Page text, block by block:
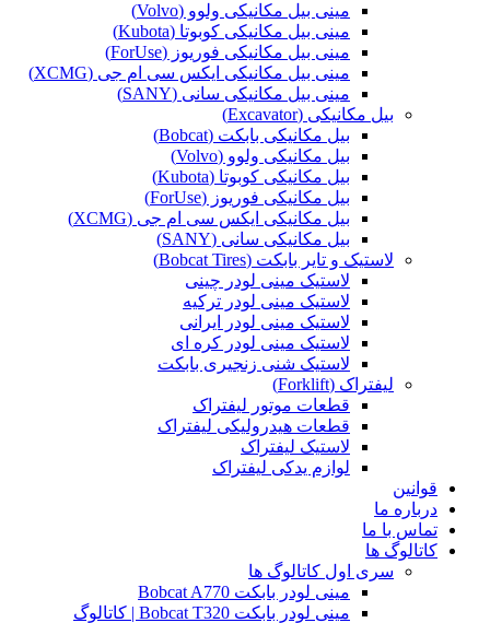
مینی بیل مکانیکی ولوو (Volvo)
مینی بیل مکانیکی کوبوتا (Kubota)
مینی بیل مکانیکی فوریوز (ForUse)
مینی بیل مکانیکی ایکس سی ام جی (XCMG)
مینی بیل مکانیکی سانی (SANY)
بیل مکانیکی (Excavator)
بیل مکانیکی بابکت (Bobcat)
بیل مکانیکی ولوو (Volvo)
بیل مکانیکی کوبوتا (Kubota)
بیل مکانیکی فوریوز (ForUse)
بیل مکانیکی ایکس سی ام جی (XCMG)
بیل مکانیکی سانی (SANY)
لاستیک و تایر بابکت (Bobcat Tires)
لاستیک مینی لودر چینی
لاستیک مینی لودر ترکیه
لاستیک مینی لودر ایرانی
لاستیک مینی لودر کره ای
لاستیک شنی زنجیری بابکت
لیفتراک (Forklift)
قطعات موتور لیفتراک
قطعات هیدرولیکی لیفتراک
لاستیک لیفتراک
لوازم یدکی لیفتراک
قوانین
درباره ما
تماس با ما
کاتالوگ ها
سری اول کاتالوگ ها
مینی لودر بابکت Bobcat A770
مینی لودر بابکت Bobcat T320 | کاتالوگ